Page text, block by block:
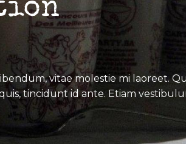
vitae molestie mi laoreet.
tincidunt id ante. Etiam